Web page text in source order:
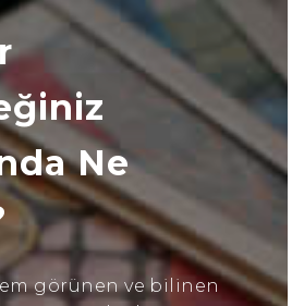
Ne
görünen ve bilinen